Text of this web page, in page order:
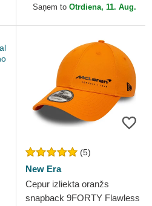
Yankees MLB no New Era
Saņem to Otrdiena, 11. Aug.
(5)
New Era
Cepur izliekta oranžs
snapback 9FORTY Flawless